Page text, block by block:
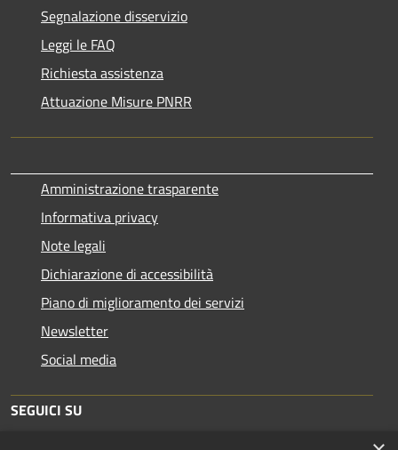
Segnalazione disservizio
Leggi le FAQ
Richiesta assistenza
Attuazione Misure PNRR
Amministrazione trasparente
Informativa privacy
Note legali
Dichiarazione di accessibilità
Piano di miglioramento dei servizi
Newsletter
Social media
SEGUICI SU